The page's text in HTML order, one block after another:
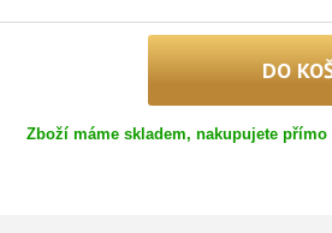
Zboží máme skladem, nakupujete přímo